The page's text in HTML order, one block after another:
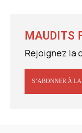
MAUDITS
Rejoignez la
S’ABONNER À